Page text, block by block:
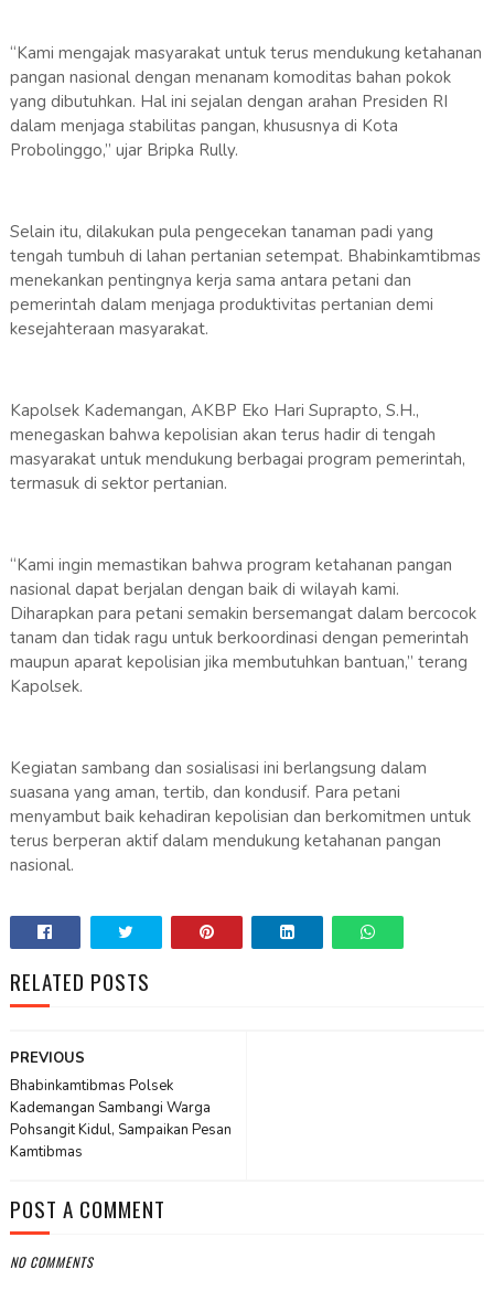
“Kami mengajak masyarakat untuk terus mendukung ketahanan
pangan nasional dengan menanam komoditas bahan pokok
yang dibutuhkan. Hal ini sejalan dengan arahan Presiden RI
dalam menjaga stabilitas pangan, khususnya di Kota
Probolinggo,” ujar Bripka Rully.
Selain itu, dilakukan pula pengecekan tanaman padi yang
tengah tumbuh di lahan pertanian setempat. Bhabinkamtibmas
menekankan pentingnya kerja sama antara petani dan
pemerintah dalam menjaga produktivitas pertanian demi
kesejahteraan masyarakat.
Kapolsek Kademangan, AKBP Eko Hari Suprapto, S.H.,
menegaskan bahwa kepolisian akan terus hadir di tengah
masyarakat untuk mendukung berbagai program pemerintah,
termasuk di sektor pertanian.
“Kami ingin memastikan bahwa program ketahanan pangan
nasional dapat berjalan dengan baik di wilayah kami.
Diharapkan para petani semakin bersemangat dalam bercocok
tanam dan tidak ragu untuk berkoordinasi dengan pemerintah
maupun aparat kepolisian jika membutuhkan bantuan,” terang
Kapolsek.
Kegiatan sambang dan sosialisasi ini berlangsung dalam
suasana yang aman, tertib, dan kondusif. Para petani
menyambut baik kehadiran kepolisian dan berkomitmen untuk
terus berperan aktif dalam mendukung ketahanan pangan
nasional.
RELATED POSTS
PREVIOUS
Bhabinkamtibmas Polsek
Kademangan Sambangi Warga
Pohsangit Kidul, Sampaikan Pesan
Kamtibmas
POST A COMMENT
NO COMMENTS